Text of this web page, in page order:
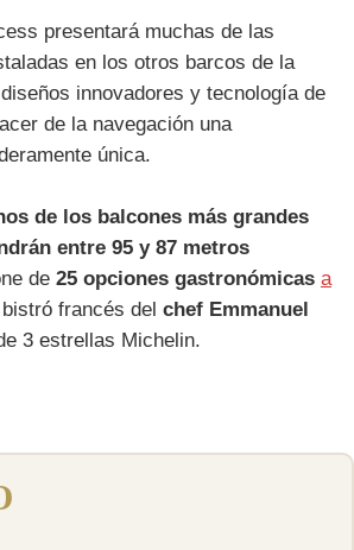
presentará muchas de las
en los otros barcos de la
innovadores y tecnología de
de la navegación una
única.
de los balcones más grandes
entre 95 y 87 metros
de 25 opciones gastronómicas a
francés del chef Emmanuel
3 estrellas Michelin.